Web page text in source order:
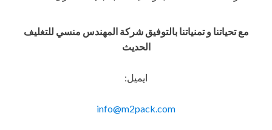
مع تحياتنا و تمنياتنا بالتوفيق شركة المهندس منسي للتغليف
الحديث
ايميل:
info@m2pack.com